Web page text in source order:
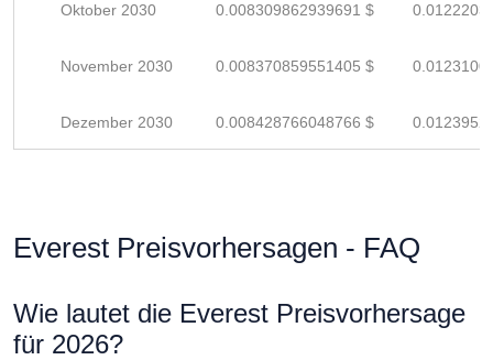
Oktober 2030 0.008309862939691 $
November 2030 0.008370859551405 $
Dezember 2030 0.008428766048766 $
Everest Preisvorhersagen - FAQ
Wie lautet die Everest Preisvorhersage
für 2026?